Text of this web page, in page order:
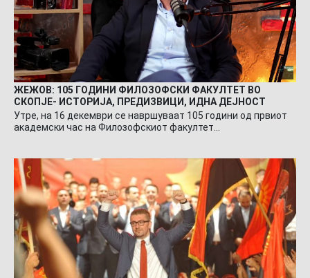
ЖЕЖОВ: 105 ГОДИНИ ФИЛОЗОФСКИ ФАКУЛТЕТ ВО
СКОПЈЕ- ИСТОРИЈА, ПРЕДИЗВИЦИ, ИДНА ДЕЈНОСТ
Утре, на 16 декември се навршуваат 105 години од првиот
академски час на Филозофскиот факултет…